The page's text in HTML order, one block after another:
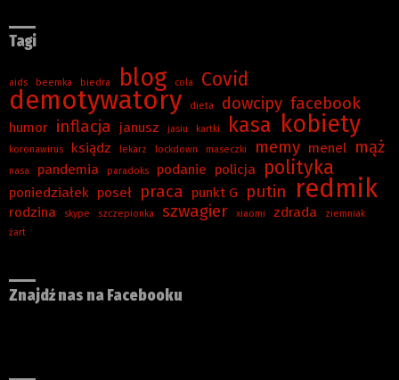
Tagi
aids beemka biedra blog cola Covid
demotywatory dieta dowcipy facebook
humor inflacja janusz jasiu kartki kasa kobiety
koronawirus ksiądz lekarz lockdown maseczki memy menel mąż
nasa pandemia paradoks podanie policja polityka
poniedziałek poseł praca punkt G putin redmik
rodzina skype szczepionka szwagier xiaomi zdrada
ziemniak
żart
Znajdź nas na Facebooku